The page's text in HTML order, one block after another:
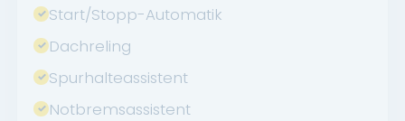
Start/Stopp-Automatik
Dachreling
Spurhalteassistent
Notbremsassistent